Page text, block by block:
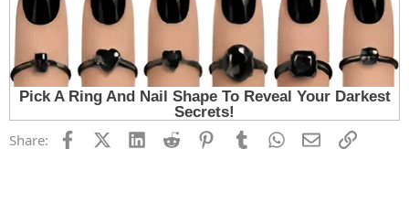
Share: FacebookX (Twitter)
LinkedInReddit PinterestTumblrWhatsApp
EmailLink